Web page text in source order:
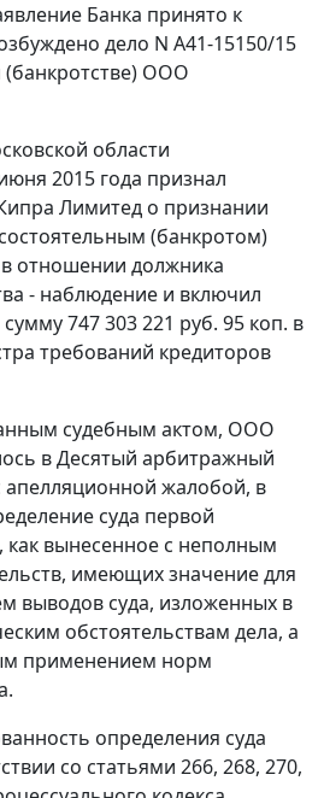
Банка принято к
дело N А41-15150/15
(банкротстве) ООО
области
2015 года признал
Лимитед о признании
(банкротом)
отношении должника
- наблюдение и включил
747 303 221 руб. 95 коп. в
требований кредиторов
судебным актом, ООО
в Десятый арбитражный
апелляционной жалобой, в
суда первой
как вынесенное с неполным
имеющих значение для
выводов суда, изложенных в
обстоятельствам дела, а
применением норм
определения суда
со статьями 266, 268, 270,